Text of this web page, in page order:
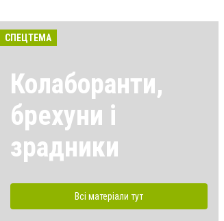
СПЕЦТЕМА
Колаборанти,
брехуни і
зрадники
Всі матеріали тут